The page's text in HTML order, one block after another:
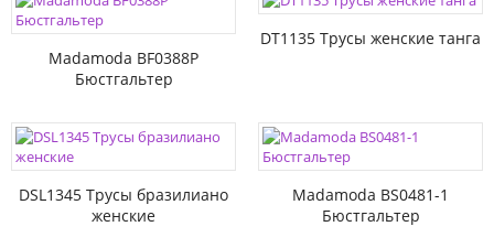
Madamoda BF0388P
Бюстгальтер
DT1135 Трусы женские танга
DSL1345 Трусы бразилиано
женские
Madamoda BS0481-1
Бюстгальтер